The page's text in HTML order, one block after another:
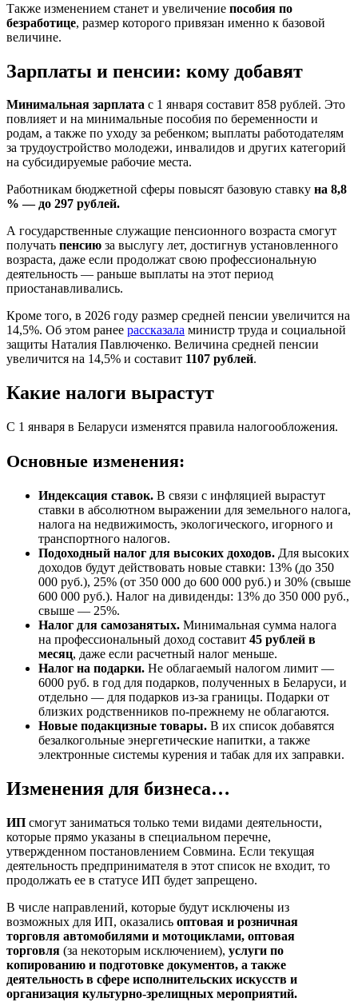
Также изменением станет и увеличение пособия по
безработице, размер которого привязан именно к базовой
величине.
Зарплаты и пенсии: кому добавят
Минимальная зарплата с 1 января составит 858 рублей. Это
повлияет и на минимальные пособия по беременности и
родам, а также по уходу за ребенком; выплаты работодателям
за трудоустройство молодежи, инвалидов и других категорий
на субсидируемые рабочие места.
Работникам бюджетной сферы повысят базовую ставку на 8,8
% — до 297 рублей.
А государственные служащие пенсионного возраста смогут
получать пенсию за выслугу лет, достигнув установленного
возраста, даже если продолжат свою профессиональную
деятельность — раньше выплаты на этот период
приостанавливались.
Кроме того, в 2026 году размер средней пенсии увеличится на
14,5%. Об этом ранее рассказала министр труда и социальной
защиты Наталия Павлюченко. Величина средней пенсии
увеличится на 14,5% и составит 1107 рублей.
Какие налоги вырастут
С 1 января в Беларуси изменятся правила налогообложения.
Основные изменения:
Индексация ставок. В связи с инфляцией вырастут
ставки в абсолютном выражении для земельного налога,
налога на недвижимость, экологического, игорного и
транспортного налогов.
Подоходный налог для высоких доходов. Для высоких
доходов будут действовать новые ставки: 13% (до 350
000 руб.), 25% (от 350 000 до 600 000 руб.) и 30% (свыше
600 000 руб.). Налог на дивиденды: 13% до 350 000 руб.,
свыше — 25%.
Налог для самозанятых. Минимальная сумма налога
на профессиональный доход составит 45 рублей в
месяц, даже если расчетный налог меньше.
Налог на подарки. Не облагаемый налогом лимит —
6000 руб. в год для подарков, полученных в Беларуси, и
отдельно — для подарков из-за границы. Подарки от
близких родственников по-прежнему не облагаются.
Новые подакцизные товары. В их список добавятся
безалкогольные энергетические напитки, а также
электронные системы курения и табак для их заправки.
Изменения для бизнеса…
ИП смогут заниматься только теми видами деятельности,
которые прямо указаны в специальном перечне,
утвержденном постановлением Совмина. Если текущая
деятельность предпринимателя в этот список не входит, то
продолжать ее в статусе ИП будет запрещено.
В числе направлений, которые будут исключены из
возможных для ИП, оказались оптовая и розничная
торговля автомобилями и мотоциклами, оптовая
торговля (за некоторым исключением), услуги по
копированию и подготовке документов, а также
деятельность в сфере исполнительских искусств и
организация культурно-зрелищных мероприятий.